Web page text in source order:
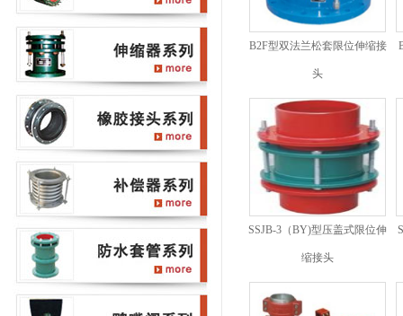
B2F型双法兰松套限位伸缩接
头
SSJB-3（BY)型压盖式限位伸
缩接头